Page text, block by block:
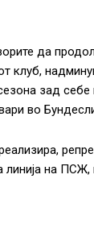
да
клуб,
зад себе
во
на